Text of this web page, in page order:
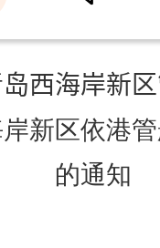
西海岸新
新区依港
的通知